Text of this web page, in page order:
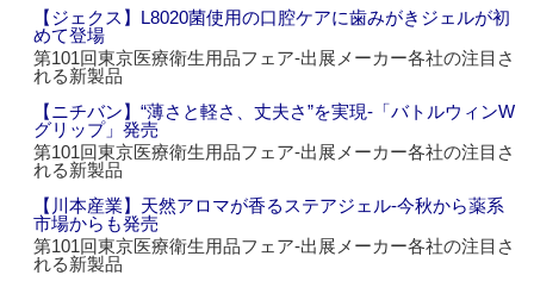
【ジェクス】L8020菌使用の口腔ケアに歯みがきジェルが初
めて登場
第101回東京医療衛生用品フェア‐出展メーカー各社の注目さ
れる新製品
【ニチバン】“薄さと軽さ、丈夫さ”を実現‐「バトルウィンW
グリップ」発売
第101回東京医療衛生用品フェア‐出展メーカー各社の注目さ
れる新製品
【川本産業】天然アロマが香るステアジェル‐今秋から薬系
市場からも発売
第101回東京医療衛生用品フェア‐出展メーカー各社の注目さ
れる新製品